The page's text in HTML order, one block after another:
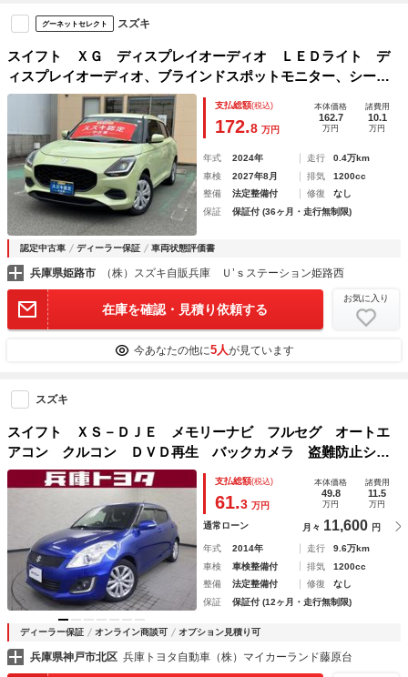
グーネットセレクト スズキ
スイフト ＸＧ ディスプレイオーディオ ＬＥＤライト デ
ィスプレイオーディオ、ブラインドスポットモニター、シート
ヒーター、スズキコネクト、マニュアルエアコン、ＳＲＳサイ
ドエアバック、ＳＲＳカーテンエアバック、車線逸脱抑制、ア
ダプティブクルーズコントロール
支払総額(税込)
172.8 万円
本体価格
162.7
万円
諸費用
10.1
万円
年式 2024年 走行
0.4万km
車検
2027年8月 排気
1200cc
整備
法定整備付 修復
なし
保証
保証付 (36ヶ月・走行無制限)
認定中古車 ディーラー保証 車両状態評価書
兵庫県姫路市 （株）スズキ自販兵庫 Ｕ’ｓステーション姫路西
在庫を確認・見積り依頼する
お気に入り
今あなたの他に5人が見ています
スズキ
スイフト ＸＳ－ＤＪＥ メモリーナビ フルセグ オートエ
アコン クルコン ＤＶＤ再生 バックカメラ 盗難防止シス
テム ＥＴＣ スマートキー＆プッシュスタート ＨＩＤ オ
ートエアコン 横滑り防止装置
支払総額(税込)
61.3 万円
本体価格
49.8
万円
諸費用
11.5
万円
通常ローン 月々 11,600 円
年式 2014年 走行
9.6万km
車検
車検整備付 排気
1200cc
整備
法定整備付 修復
なし
保証
保証付 (12ヶ月・走行無制限)
ディーラー保証 オンライン商談可 オプション見積り可
兵庫県神戸市北区 兵庫トヨタ自動車（株）マイカーランド藤原台